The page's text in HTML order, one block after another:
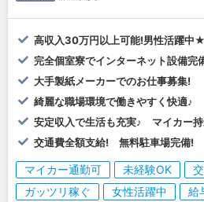
高収入30万円以上可能!男性活躍中★
完全個室寮でインターネット設備完
大手製紙メーカーでのお仕事募集!
綺麗な職場環境で働きやすく快適♪
安定収入で生活も充実♪ マイカー
交通費全額支給! 無料駐車場完備!
マイカー通勤可 未経験OK
ガッツリ稼ぐ
女性活躍中 給